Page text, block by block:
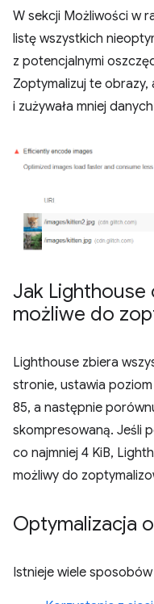
W sekcji Możliwości w
listę wszystkich
z potencjalnymi
Zoptymalizuj te obrazy,
i zużywała mniej
Jak Lighthouse
możliwe do
Lighthouse zbiera
stronie, ustawia
85, a następnie
skompresowaną. Jeśli
co najmniej 4 KiB,
możliwy do
Optymalizacja
Istnieje wiele